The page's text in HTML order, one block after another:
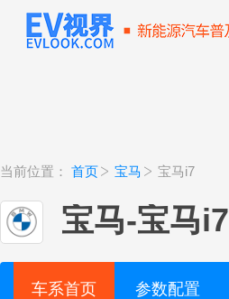
当前位置： 首页 宝马 宝马i7
宝马-宝马i7
车系首页 参数配置